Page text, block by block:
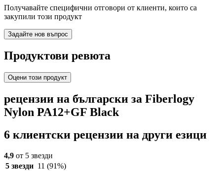
Получавайте специфични отговори от клиенти, които са
закупили този продукт
Задайте нов въпрос
Продуктови ревюта
Оцени този продукт
рецензии на български за Fiberlogy
Nylon PA12+GF Black
6 клиентски рецензии на други езици
4,9 от 5 звезди
5 звезди 11 (91%)